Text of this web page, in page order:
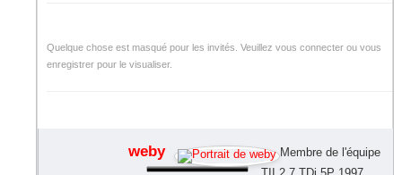
Quelque chose est masqué pour les invités. Veuillez vous connecter ou vous
enregistrer pour le visualiser.
weby
Membre de l'équipe